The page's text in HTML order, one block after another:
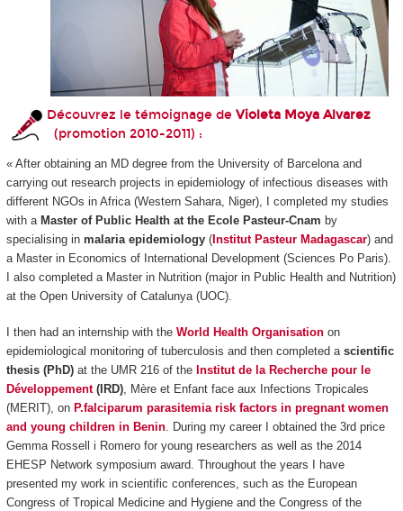
Découvrez le témoignage de Violeta Moya Alvarez
(promotion 2010-2011) :
« After obtaining an MD degree from the University of Barcelona and
carrying out research projects in epidemiology of infectious diseases with
different NGOs in Africa (Western Sahara, Niger), I completed my studies
with a Master of Public Health at the Ecole Pasteur-Cnam by
specialising in malaria epidemiology(Institut Pasteur Madagascar) and
a Master in Economics of International Development (Sciences Po Paris).
I also completed a Master in Nutrition (major in Public Health and Nutrition)
at the Open University of Catalunya (UOC).
I then had an internship with the World Health Organisationon
epidemiological monitoring of tuberculosis and then completed a scientific
thesis (PhD) at the UMR 216 of the Institut de la Recherche pour le
Développement(IRD), Mère et Enfant face aux Infections Tropicales
(MERIT), on P.falciparum parasitemia risk factors in pregnant women
and young children in Benin. During my career I obtained the 3rd price
Gemma Rossell i Romero for young researchers as well as the 2014
EHESP Network symposium award. Throughout the years I have
presented my work in scientific conferences, such as the European
Congress of Tropical Medicine and Hygiene and the Congress of the